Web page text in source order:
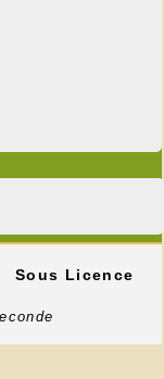
Sous Licence